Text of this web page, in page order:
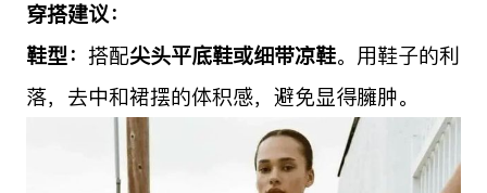
穿搭建议：
鞋型： 搭配尖头平底鞋或细带凉鞋。用鞋子的利
落，去中和裙摆的体积感，避免显得臃肿。